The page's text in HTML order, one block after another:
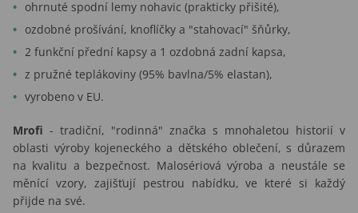
ohrnuté spodní lemy nohavic (prakticky přišité),
ozdobné prošívání, knoflíčky a "stahovací" šňůrky,
2 funkční přední kapsy a 1 ozdobná zadní kapsa,
z pružné teplákoviny (95% bavlna/5% elastan),
vyrobeno v EU.
Mrofi - tradiční, "rodinná" značka s mnohaletou historií v
oblasti výroby kojeneckého a dětského oblečení, s důrazem
na kvalitu a bezpečnost. Malosériová výroba a neustále se
měnící vzory, zajišťují pestrou nabídku, ve které si každý
přijde na své.